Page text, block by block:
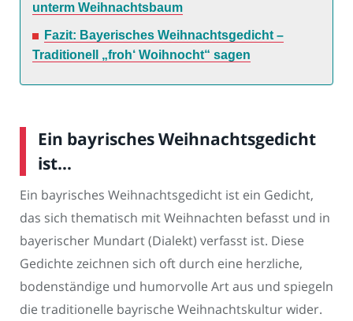
unterm Weihnachtsbaum
Fazit: Bayerisches Weihnachtsgedicht –
Traditionell „froh‘ Woihnocht“ sagen
Ein bayrisches Weihnachtsgedicht
ist…
Ein bayrisches Weihnachtsgedicht ist ein Gedicht,
das sich thematisch mit Weihnachten befasst und in
bayerischer Mundart (Dialekt) verfasst ist. Diese
Gedichte zeichnen sich oft durch eine herzliche,
bodenständige und humorvolle Art aus und spiegeln
die traditionelle bayrische Weihnachtskultur wider.